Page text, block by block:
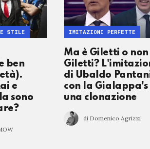
ben
e
sono
STILE
Ma è Giletti o non
Giletti?
di Ubaldo
con la Gialappa's
una clonazione
di Domenico Agrizzi
IMITAZIONI PERFETTE